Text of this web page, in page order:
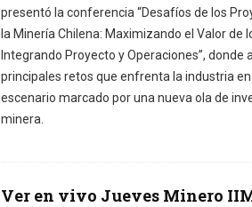
presentó la conferencia “Desafíos de los
la Minería Chilena: Maximizando el Valor de
Integrando Proyecto y Operaciones”, donde
principales retos que enfrenta la industria en
escenario marcado por una nueva ola de
minera.
Ver en vivo Jueves Minero